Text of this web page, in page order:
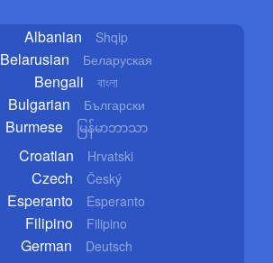
Albanian Shqip
Belarusian Беларуская
Bengali বাংলা
Bulgarian Български
Burmese မြန်မာဘာသာ
Croatian Hrvatski
Czech Český
Esperanto Esperanto
Filipino Filipino
German Deutsch